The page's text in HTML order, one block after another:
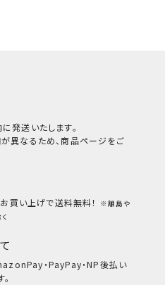
発送いたします。
異なるため、商品ページをご
お買い上げで送料無料！
※離島や
・PayPay・NP後払い